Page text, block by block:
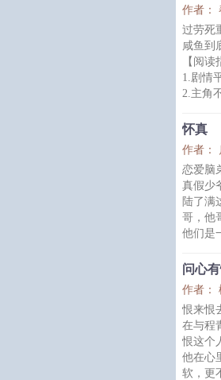
类；
时而打
他对自
江云
毛绒绒
没关系
作者：
过劳死
咸鱼到
【阅读
1.剧情
2.主角
都很勤
内容
怀真
作者：
恋爱脑
真假少
陆了满
哥，他
他们是
他哥和
一切
作话：
2.年上
3.待补
Tag列
年上
问心
作者：
恨来恨
在与程
恨这个
他在心
软，更